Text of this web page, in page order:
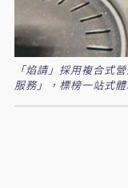
「焰請」採用複合式
服務」，標榜一站式